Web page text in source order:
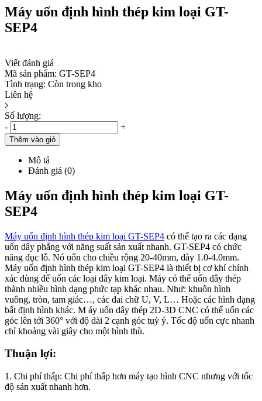
Máy uốn định hình thép kim loại GT-
SEP4
Viết đánh giá
Mã sản phẩm: GT-SEP4
Tình trạng: Còn trong kho
Liên hệ
Số lượng:
-
+
Thêm vào giỏ
Mô tả
Đánh giá (0)
Máy uốn định hình thép kim loại GT-
SEP4
Máy uốn định hình thép kim loại GT-SEP4 có thể tạo ra các dạng
uốn dây phẳng với năng suất sản xuất nhanh. GT-SEP4 có chức
năng đục lỗ. Nó uốn cho chiều rộng 20-40mm, dày 1.0-4.0mm.
Máy uốn định hình thép kim loại GT-SEP4 là thiết bị cơ khí chính
xác dùng để uốn các loại dây kim loại. Máy có thể uốn dây thép
thành nhiều hình dạng phức tạp khác nhau. Như: khuôn hình
vuông, tròn, tam giác…, các đai chữ U, V, L… Hoặc các hình dạng
bất định hình khác. M áy uốn dây thép 2D-3D CNC có thể uốn các
góc lên tới 360° với độ dài 2 cạnh góc tuỳ ý. Tốc độ uốn cực nhanh
chỉ khoảng vài giây cho một hình thù.
Thuận lợi:
1. Chi phí thấp: Chi phí thấp hơn máy tạo hình CNC nhưng với tốc
độ sản xuất nhanh hơn.